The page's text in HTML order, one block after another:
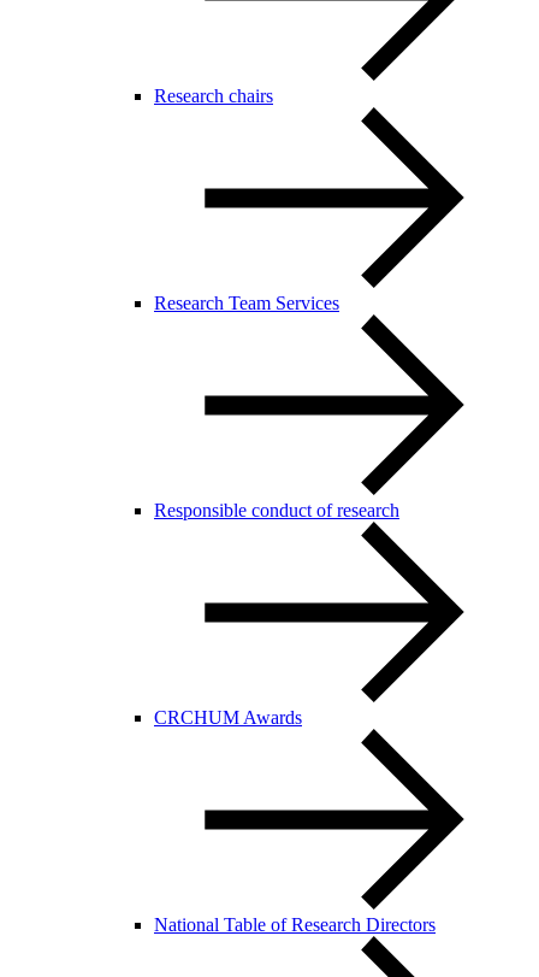
Research chairs
Research Team Services
Responsible conduct of research
CRCHUM Awards
National Table of Research Directors